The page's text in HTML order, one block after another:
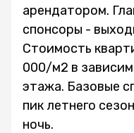
арендатором.
спонсоры -
Стоимость
000/м2 в
этажа. Базовые
пик летнего
ночь.